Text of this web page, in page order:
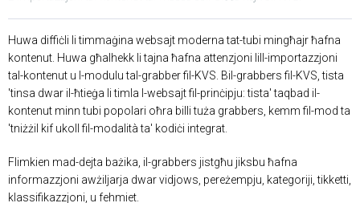
Huwa diffiċli li timmaġina websajt moderna tat-tubi mingħajr ħafna
kontenut. Huwa għalhekk li tajna ħafna attenzjoni lill-importazzjoni
tal-kontenut u l-modulu tal-grabber fil-KVS. Bil-grabbers fil-KVS, tista
'tinsa dwar il-ħtieġa li timla l-websajt fil-prinċipju: tista' taqbad il-
kontenut minn tubi popolari oħra billi tuża grabbers, kemm fil-mod ta
'tniżżil kif ukoll fil-modalità ta' kodiċi integrat.
Flimkien mad-dejta bażika, il-grabbers jistgħu jiksbu ħafna
informazzjoni awżiljarja dwar vidjows, pereżempju, kategoriji, tikketti,
klassifikazzjoni, u fehmiet.